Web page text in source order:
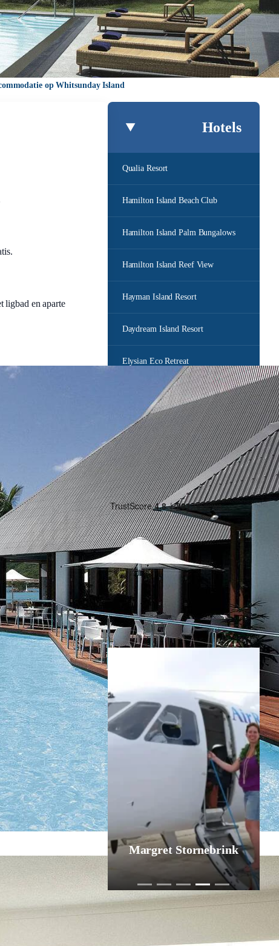
op Whitsunday Island
Hotels
Qualia Resort
Hamilton Island Beach Club
Hamilton Island Palm Bungalows
Hamilton Island Reef View
Hayman Island Resort
Daydream Island Resort
Elysian Eco Retreat
Bel ons
Stuur een e-mail
Offerte aanvragen
Inspiratie nodig?
Margret Stornebrink
ligbad en aparte